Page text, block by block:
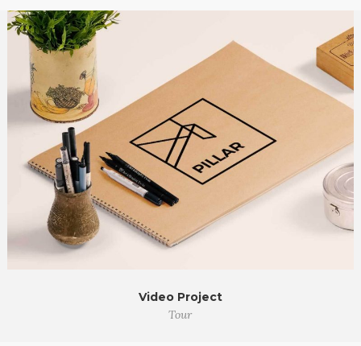
Video Project
Tour